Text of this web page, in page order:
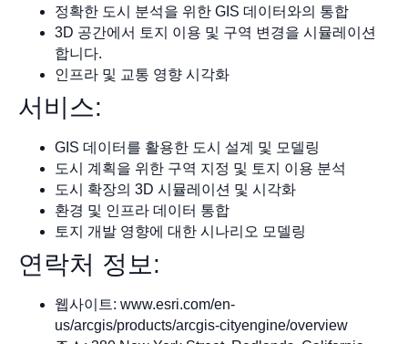
정확한 도시 분석을 위한 GIS 데이터와의 통합
3D 공간에서 토지 이용 및 구역 변경을 시뮬레이션
합니다.
인프라 및 교통 영향 시각화
서비스:
GIS 데이터를 활용한 도시 설계 및 모델링
도시 계획을 위한 구역 지정 및 토지 이용 분석
도시 확장의 3D 시뮬레이션 및 시각화
환경 및 인프라 데이터 통합
토지 개발 영향에 대한 시나리오 모델링
연락처 정보:
웹사이트: www.esri.com/en-
us/arcgis/products/arcgis-cityengine/overview